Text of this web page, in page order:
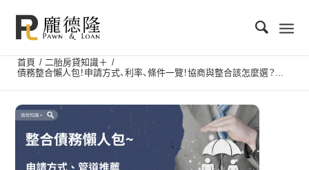
首頁 / 二胎房貸知識＋ /
債務整合懶人包！申請方式、利率、條件一覽！協商與整合該怎麼選？...